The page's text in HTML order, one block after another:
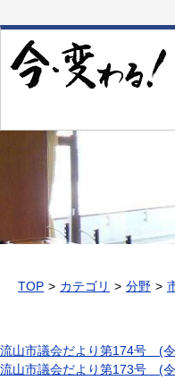
文
移
動
TOP カテゴリ 分野
流山市議会だより第174号 (
流山市議会だより第173号 (